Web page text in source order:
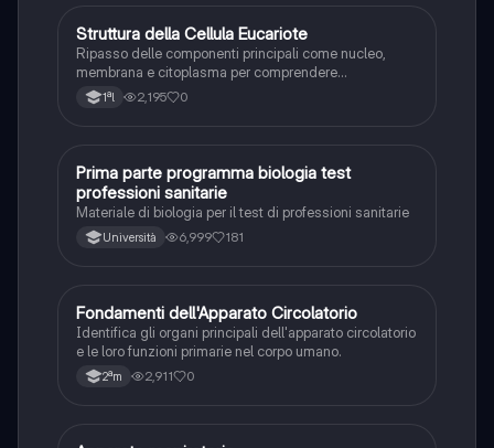
SScienze
Struttura della Cellula Eucariote
Ripasso delle componenti principali come nucleo,
membrana e citoplasma per comprendere
l'organizzazione di base della cellula.
1ªl 2,195 0
Scienze
Prima parte programma biologia test
professioni sanitarie
Materiale di biologia per il test di professioni sanitarie
Università 6,999 181
FScienze
Fondamenti dell'Apparato Circolatorio
Identifica gli organi principali dell'apparato circolatorio
e le loro funzioni primarie nel corpo umano.
2ªm 2,911 0